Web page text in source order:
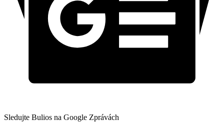
Sledujte Bulios na Google Zprávách